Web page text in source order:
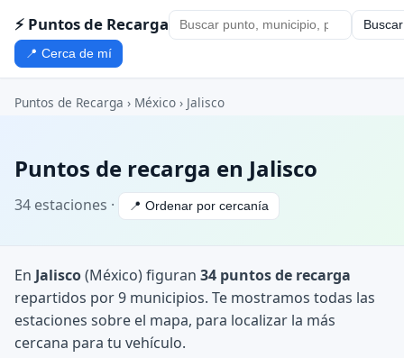
⚡ Puntos de Recarga Buscar
📍 Cerca de mí
Puntos de Recarga › México › Jalisco
Puntos de recarga en Jalisco
34 estaciones · 📍 Ordenar por cercanía
En Jalisco(México) figuran 34 puntos de recarga
repartidos por 9 municipios. Te mostramos todas las
estaciones sobre el mapa, para localizar la más
cercana para tu vehículo.